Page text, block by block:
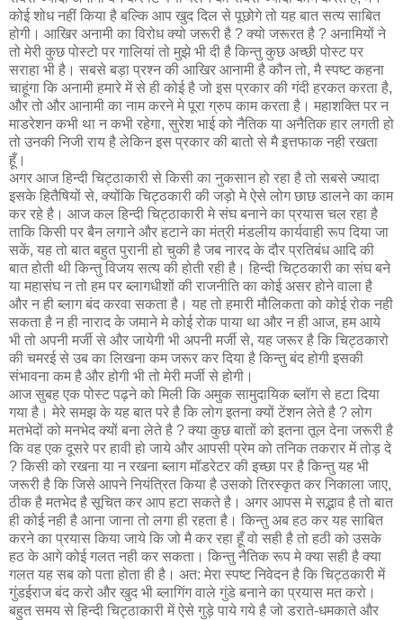
कोई शोध नहीं किया है बल्कि आप खुद दिल से पूछोगे तो यह बात सत्य साबित
होगी। आखिर अनामी का विरोध क्यो जरूरी है ? क्‍यो जरूरत है ? अनामियों ने
तो मेरी कुछ पोस्‍टो पर गालियां तो मुझे भी दी है किन्तु कुछ अच्छी पोस्ट पर
सराहा भी है। सबसे बड़ा प्रश्न की आखिर आनामी है कौन तो, मै स्पष्ट कहना
चाहूंगा कि अनामी हमारे में से ही कोई है जो इस प्रकार की गंदी हरकत करता है,
और तो और आनामी का नाम करने मे पूरा ग्रुप काम करता है। महाशक्ति पर न
माडरेशन कभी था न कभी रहेगा, सुरेश भाई को नैतिक या अनैतिक हार लगती हो
तो उनकी निजी राय है लेकिन इस प्रकार की बातो से मै इत्तफाक नही रखता
हूँ।
अगर आज हिन्दी चिट्ठाकारी से किसी का नुकसान हो रहा है तो सबसे ज्यादा
इसके हितैषियों से, क्योंकि चिट्ठकारी की जड़ो मे ऐसे लोग छाछ डालने का काम
कर रहे है। आज कल हिन्दी चिट्ठाकारी मे संघ बनाने का प्रयास चल रहा है
ताकि किसी पर बैन लगाने और हटाने का मंत्री मंडलीय कार्यवाही रूप दिया जा
सकें, यह तो बात बहुत पुरानी हो चुकी है जब नारद के दौर प्रतिबंध आदि की
बात होती थी किन्‍तु विजय सत्‍य की होती रही है। हिन्‍दी चिट्ठकारी का संघ बने
या महासंघ न तो हम पर ब्‍लागधीशों की राजनीति का कोई असर होने वाला है
और न ही ब्‍लाग बंद करवा सकता है। यह तो हमारी मौलिकता को कोई रोक नही
सकता है न ही नाराद के जमाने मे कोई रोक पाया था और न ही आज, हम आये
भी तो अपनी मर्जी से और जायेगी भी अपनी मर्जी से, यह जरूर है कि चिट्ठकारो
की चमरई से उब का लिखना कम जरूर कर दिया है किन्‍तु बंद होगी इसकी
संभावना कम है और होगी भी तो मेरी मर्जी से होगी।
आज सुबह एक पोस्ट पढ़ने को मिली कि अमुक सामुदायिक ब्लॉग से हटा दिया
गया है। मेरे समझ के यह बात परे है कि लोग इतना क्यों टेंशन लेते है ? लोग
मतभेदों को मनभेद क्यों बना लेते है ? क्या कुछ बातों को इतना तूल देना जरूरी है
कि वह एक दूसरे पर हावी हो जाये और आपसी प्रेम को तनिक तकरार में तोड़ दे
? किसी को रखना या न रखना ब्‍लाग मॉडरेटर की इच्छा पर है किन्तु यह भी
जरूरी है कि जिसे आपने नियंत्रित किया है उसको तिरस्‍कृ‍त कर निकाला जाए,
ठीक है मतभेद है सूचित कर आप हटा सकते है। अगर आपस मे सद्भाव है तो बात
ही कोई नही है आना जाना तो लगा ही रहता है। किन्‍तु अब हठ कर यह साबित
करने का प्रयास किया जाये कि जो मै कर रहा हूँ वो सही है तो हठी को उसके
हठ के आगे कोई गलत नही कर सकता। किन्तु नैतिक रूप मे क्‍या सही है क्या
गलत यह सब को पता होता ही है। अत: मेरा स्पष्ट निवेदन है कि चिट्ठकारी में
गुंडईराज बंद करो और खुद भी ब्‍लागिंग वाले गुंडे बनाने का प्रयास मत करो।
बहुत समय से हिन्दी चिट्ठाकारी में ऐसे गुड़े पाये गये है जो डराते-धमकाते और